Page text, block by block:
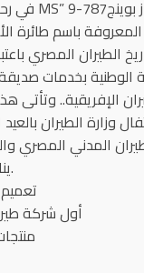
المعروفة باسم طائرة
الطيران المصري
الوطنية بخدمات صديقة
الإفريقية.. وتأتى
وزارة الطيران
يناير من كل عام.
أول شركة